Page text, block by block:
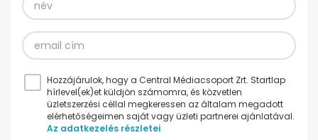
Hozzájárulok, hogy a Central Médiacsoport Zrt. Startlap
hírlevel(ek)et küldjön számomra, és közvetlen
üzletszerzési céllal megkeressen az általam megadott
elérhetőségeimen saját vagy üzleti partnerei ajánlatával.
Az adatkezelés részletei